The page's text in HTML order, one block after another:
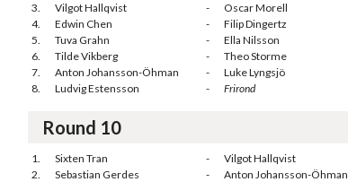
3.
Vilgot Hallqvist - Oscar Morell
4.
Edwin Chen - Filip Dingertz
5.
Tuva Grahn - Ella Nilsson
6.
Tilde Vikberg - Theo Storme
7.
Anton Johansson-Öhman - Luke Lyngsjö
8.
Ludvig Estensson - Frirond
Round 10
1. Sixten Tran - Vilgot Hallqvist
2.
Sebastian Gerdes - Anton Johansson-Öhman